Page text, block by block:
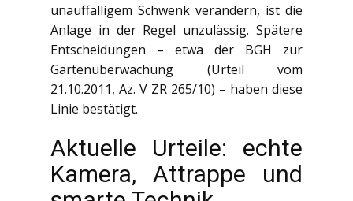
unauffälligem Schwenk verändern, ist die
Anlage in der Regel unzulässig. Spätere
Entscheidungen – etwa der BGH zur
Gartenüberwachung (Urteil vom
21.10.2011, Az. V ZR 265/10) – haben diese
Linie bestätigt.
Aktuelle Urteile: echte
Kamera, Attrappe und